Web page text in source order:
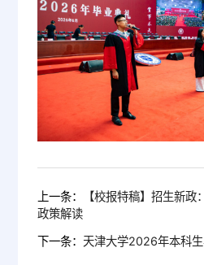
上一条：
【校报特稿】招生新
政策解读
下一条： 天津大学2026年本科